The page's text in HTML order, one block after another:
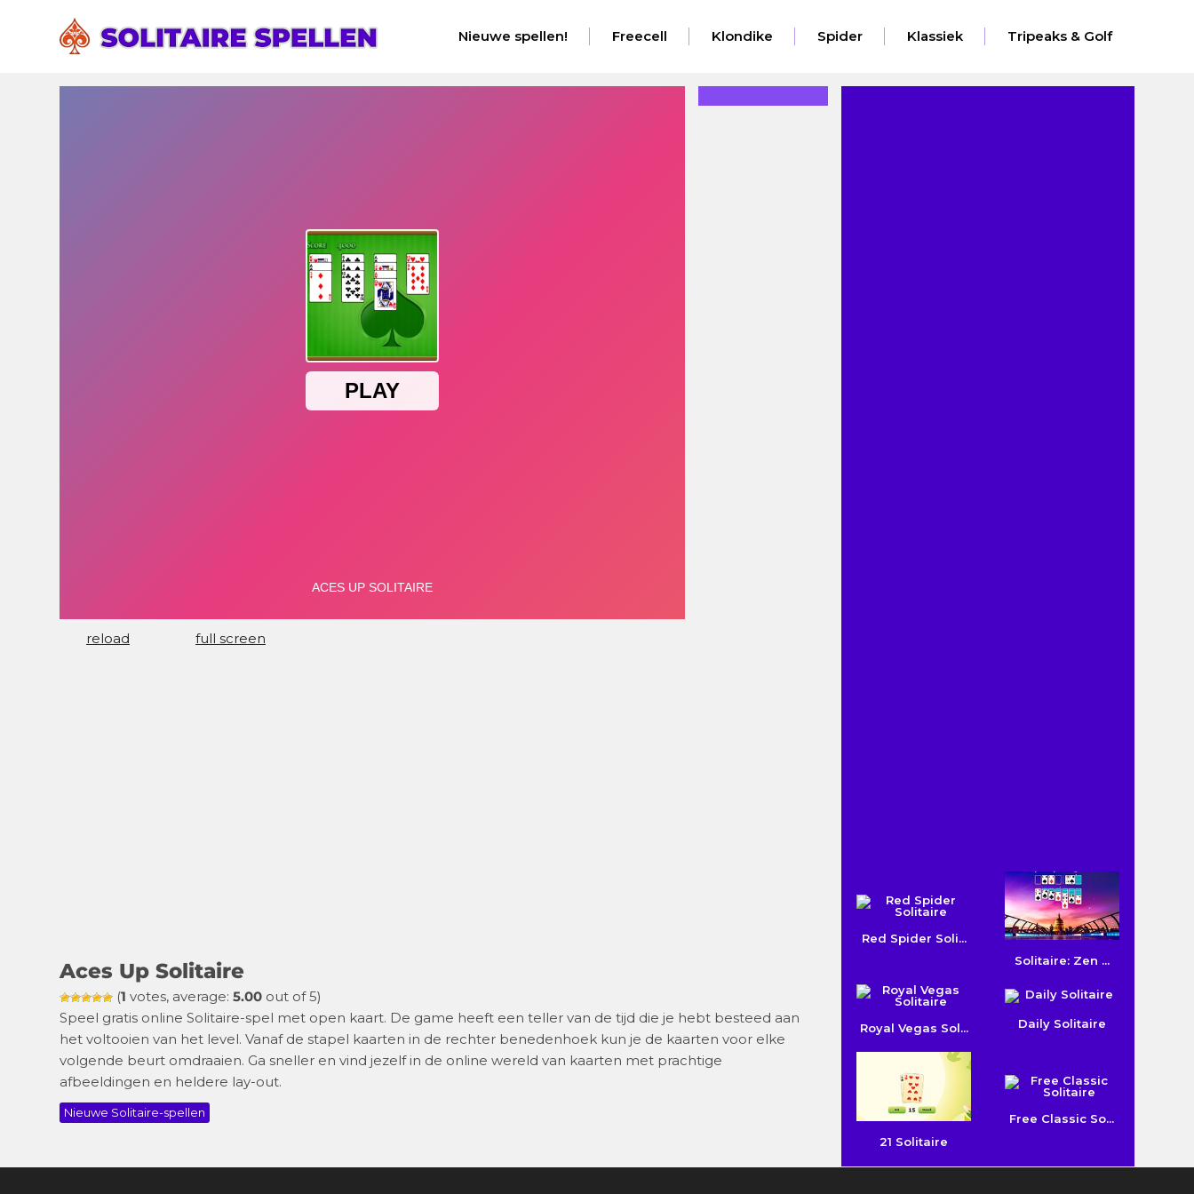
Nieuwe spellen! Freecell Klondike Spider Klassiek Tripeaks & Golf
reload full screen
Aces Up Solitaire
(1 votes, average: 5.00 out of 5)
Speel gratis online Solitaire-spel met open kaart. De game heeft een teller van de tijd die je hebt besteed aan
het voltooien van het level. Vanaf de stapel kaarten in de rechter benedenhoek kun je de kaarten voor elke
volgende beurt omdraaien. Ga sneller en vind jezelf in de online wereld van kaarten met prachtige
afbeeldingen en heldere lay-out.
Nieuwe Solitaire-spellen
Red Spider Soli...
Solitaire: Zen ...
Royal Vegas Sol... Daily Solitaire
21 Solitaire
Free Classic So...